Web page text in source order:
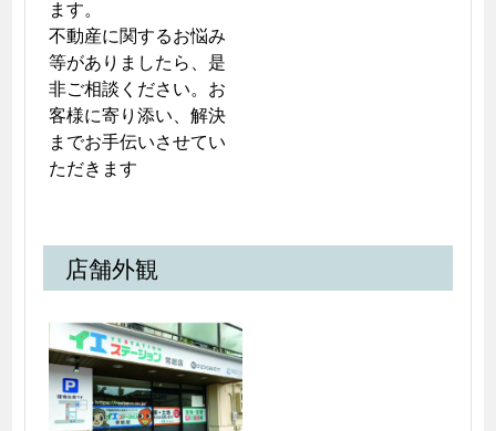
ます。
不動産に関するお悩み
等がありましたら、是
非ご相談ください。お
客様に寄り添い、解決
までお手伝いさせてい
ただきます
店舗外観